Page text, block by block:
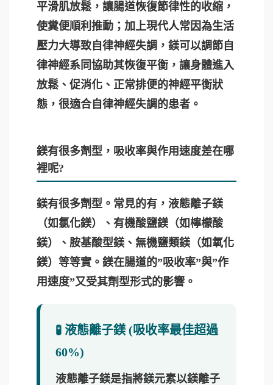
平滑肌放鬆，讓腸道恢復節律性的收縮，
使糞便順利推動；加上現代人常因為生活
壓力大導致自律神經失調，鎂可以調節自
律神經系同協助其恢復平衡，讓身體進入
放鬆、促消化、正常排便的神經平衡狀
態，很適合自律神經失調的患者。
鎂有很多劑型，吸收率與作用速度差在哪
裡呢?
鎂有很多劑型。常見的有，液態離子鎂
（如氯化鎂）、有機酸鹽鎂（如檸檬酸
鎂）、胺基酸型鎂、無機鹽類鎂（如氧化
鎂）等等實。鎂在腸道的”吸收率”與”作
用速度”又受其劑型形式的影響。
🧪 液態離子鎂 (吸收率最佳超過
60%)
液態離子鎂是指將鎂元素以鎂離子